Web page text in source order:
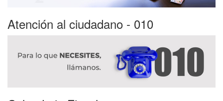
Atención al ciudadano - 010